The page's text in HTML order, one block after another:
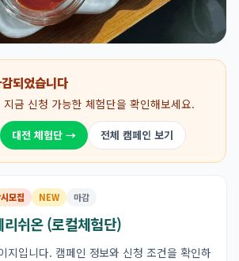
되었습니다
지금 신청 가능한 체험단을 확인해보세요.
대전 체험단 → 전체 캠페인 보기
모집 NEW 마감
쉬온 (로컬체험단)
지입니다. 캠페인 정보와 신청 조건을 확인하